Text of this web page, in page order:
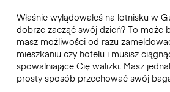
Właśnie wylądowałeś na lotnisku w
dobrze zacząć swój dzień? To może
masz możliwości od razu
mieszkaniu czy hotelu i musisz
spowalniające Cię walizki. Masz
prosty sposób przechować swój